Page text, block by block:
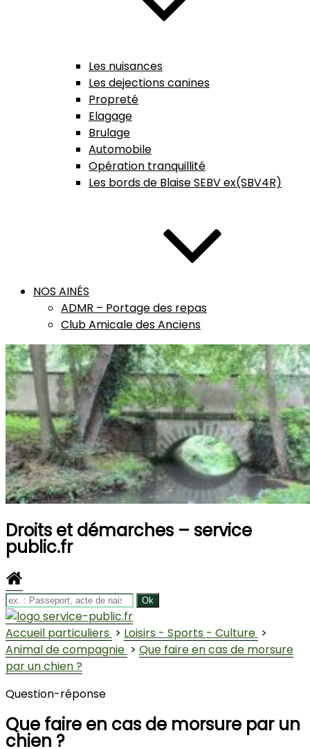
Les nuisances
Les dejections canines
Propreté
Elagage
Brulage
Automobile
Opération tranquillité
Les bords de Blaise SEBV ex(SBV4R)
NOS AINÉS
ADMR – Portage des repas
Club Amicale des Anciens
Droits et démarches – service
public.fr
Accueil particuliers > Loisirs - Sports - Culture >
Animal de compagnie > Que faire en cas de morsure
par un chien ?
Question-réponse
Que faire en cas de morsure par un
chien ?